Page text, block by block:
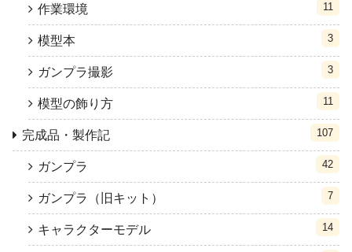
作業環境 11
模型本 3
ガンプラ撮影 3
模型の飾り方 11
完成品・製作記 107
ガンプラ 42
ガンプラ（旧キット） 7
キャラクターモデル 14